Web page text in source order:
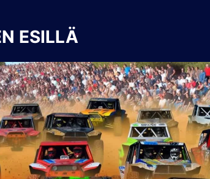
ESILLÄ